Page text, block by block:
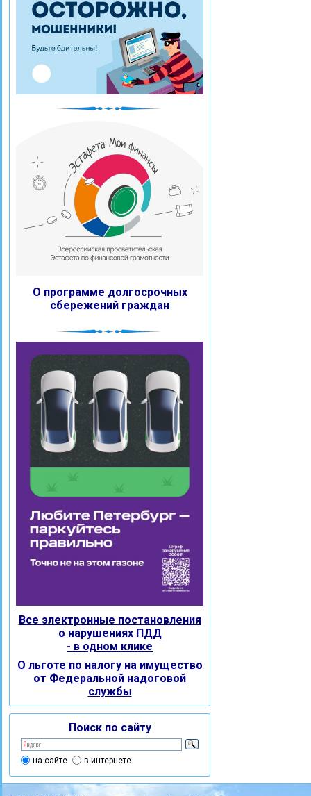
О программе долгосрочных
сбережений граждан
Все электронные постановления
о нарушениях ПДД
- в одном клике
О льготе по налогу на имущество
от Федеральной надоговой
службы
Поиск по сайту
на сайте в интернете